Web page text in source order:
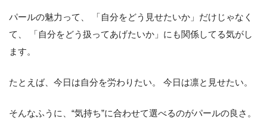
パールの魅力って、 「自分をどう見せたいか」だけじゃなく
て、 「自分をどう扱ってあげたいか」にも関係してる気がし
ます。
たとえば、今日は自分を労わりたい。 今日は凛と見せたい。
そんなふうに、“気持ち”に合わせて選べるのがパールの良さ。